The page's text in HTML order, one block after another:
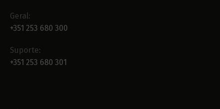
Geral:
+351 253 680 300
Suporte:
+351 253 680 301